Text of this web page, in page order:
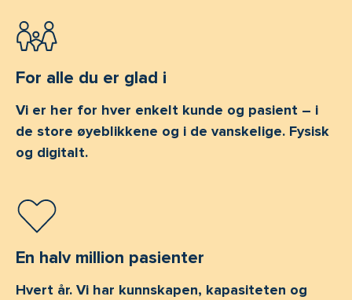
For alle du er glad i
Vi er her for hver enkelt kunde og pasient – i
de store øyeblikkene og i de vanskelige. Fysisk
og digitalt.
En halv million pasienter
Hvert år. Vi har kunnskapen, kapasiteten og